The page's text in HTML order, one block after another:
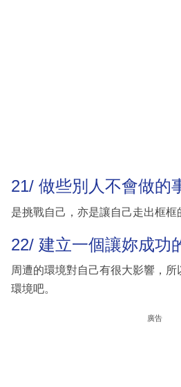
21/ 做些別人不會做的
是挑戰自己，亦是讓自己走出框框
22/ 建立一個讓妳成功
周遭的環境對自己有很大影響，
環境吧。
廣告